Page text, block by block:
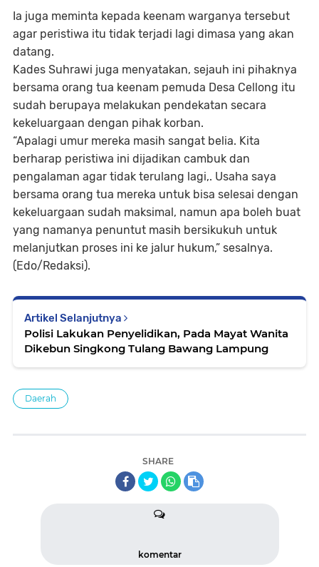
Ia juga meminta kepada keenam warganya tersebut
agar peristiwa itu tidak terjadi lagi dimasa yang akan
datang.
Kades Suhrawi juga menyatakan, sejauh ini pihaknya
bersama orang tua keenam pemuda Desa Cellong itu
sudah berupaya melakukan pendekatan secara
kekeluargaan dengan pihak korban.
“Apalagi umur mereka masih sangat belia. Kita
berharap peristiwa ini dijadikan cambuk dan
pengalaman agar tidak terulang lagi,. Usaha saya
bersama orang tua mereka untuk bisa selesai dengan
kekeluargaan sudah maksimal, namun apa boleh buat
yang namanya penuntut masih bersikukuh untuk
melanjutkan proses ini ke jalur hukum,” sesalnya.
(Edo/Redaksi).
Artikel Selanjutnya
Polisi Lakukan Penyelidikan, Pada Mayat Wanita
Dikebun Singkong Tulang Bawang Lampung
Daerah
SHARE
komentar